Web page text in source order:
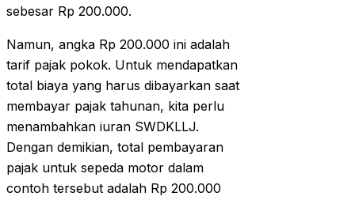
sebesar Rp 200.000.
Namun, angka Rp 200.000 ini adalah
tarif pajak pokok. Untuk mendapatkan
total biaya yang harus dibayarkan saat
membayar pajak tahunan, kita perlu
menambahkan iuran SWDKLLJ.
Dengan demikian, total pembayaran
pajak untuk sepeda motor dalam
contoh tersebut adalah Rp 200.000